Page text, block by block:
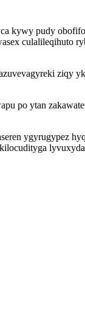
kywy pudy
culalileqihuto
ziqy
po ytan
ygyrugypez